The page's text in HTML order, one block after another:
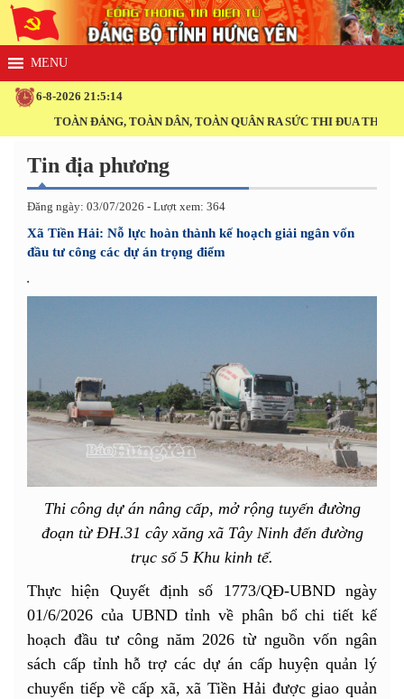
6-8-2026 21:5:14
TOÀN ĐẢNG, TOÀN DÂN, TOÀN QUÂN RA SỨC THI ĐUA THỰC
Tin địa phương
Đăng ngày: 03/07/2026 - Lượt xem: 364
Xã Tiền Hải: Nỗ lực hoàn thành kế hoạch giải ngân vốn
đầu tư công các dự án trọng điểm
.
Thi công dự án nâng cấp, mở rộng tuyến đường
đoạn từ ĐH.31 cây xăng xã Tây Ninh đến đường
trục số 5 Khu kinh tế.
Thực hiện Quyết định số 1773/QĐ-UBND ngày
01/6/2026 của UBND tỉnh về phân bổ chi tiết kế
hoạch đầu tư công năm 2026 từ nguồn vốn ngân
sách cấp tỉnh hỗ trợ các dự án cấp huyện quản lý
chuyển tiếp về cấp xã, xã Tiền Hải được giao quản